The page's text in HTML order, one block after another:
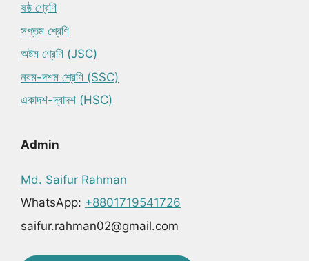
ষষ্ঠ শ্রেণি
সপ্তম শ্রেণি
অষ্টম শ্রেণি (JSC)
নবম-দশম শ্রেণি (SSC)
একাদশ-দ্বাদশ (HSC)
Admin
Md. Saifur Rahman
WhatsApp: +8801719541726
saifur.rahman02@gmail.com